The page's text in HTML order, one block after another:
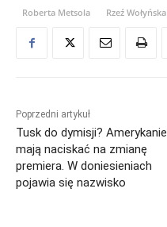
Roberta Metsola
Rzeź Wołyńska
Poprzedni artykuł
Tusk do dymisji? Amerykanie
mają naciskać na zmianę
premiera. W doniesieniach
pojawia się nazwisko